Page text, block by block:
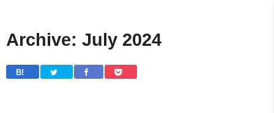
Archive: July 2024
B!